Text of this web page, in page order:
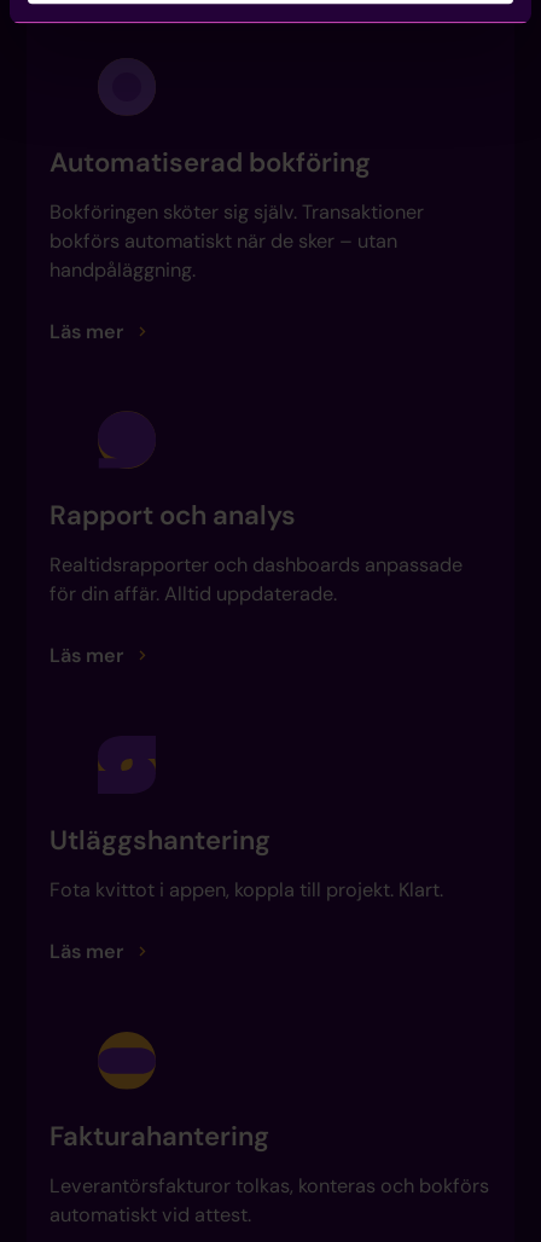
Automatiserad bokföring
Bokföringen sköter sig själv. Transaktioner
bokförs automatiskt när de sker – utan
handpåläggning.
Läs mer
Rapport och analys
Realtidsrapporter och dashboards anpassade
för din affär. Alltid uppdaterade.
Läs mer
Utläggshantering
Fota kvittot i appen, koppla till projekt. Klart.
Läs mer
Fakturahantering
Leverantörsfakturor tolkas, konteras och bokförs
automatiskt vid attest.